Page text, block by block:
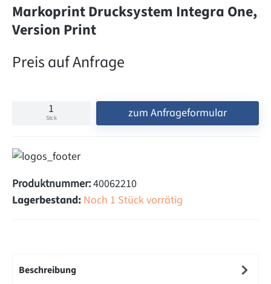
Markoprint Drucksystem Integra One,
Version Print
Preis auf Anfrage
Stck zum Anfrageformular
Produktnummer:40062210
Lagerbestand: Noch 1 Stück vorrätig
Beschreibung